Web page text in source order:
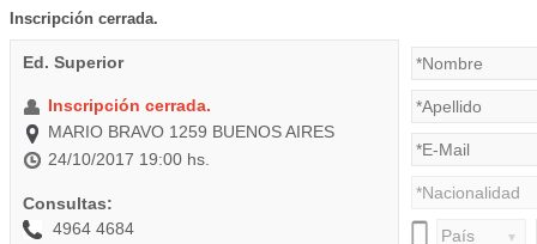
Inscripción cerrada.
Ed. Superior
Inscripción cerrada.
MARIO BRAVO 1259 BUENOS AIRES
24/10/2017 19:00 hs.
Consultas:
4964 4684